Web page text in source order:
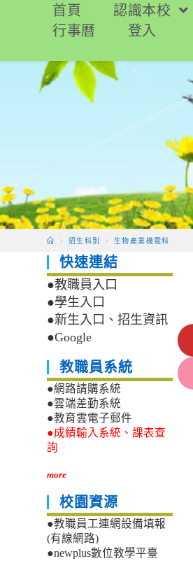
要
首頁 認識本校
行事曆
登入
> 招生科別 > 生物產業機電科
快速連結
●教職員入口
●學生入口
●新生入口、招生資訊
●Google
教職員系統
●網路請購系統
●雲端差勤系統
●教育雲電子郵件
●成績輸入系統、課表查
詢
more
校園資源
●教職員工連網設備填報
(有線網路)
●newplus數位教學平臺